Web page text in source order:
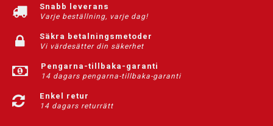
Snabb leverans
Varje beställning, varje dag!
Säkra betalningsmetoder
Vi värdesätter din säkerhet
Pengarna-tillbaka-garanti
14 dagars pengarna-tillbaka-garanti
Enkel retur
14 dagars returrätt